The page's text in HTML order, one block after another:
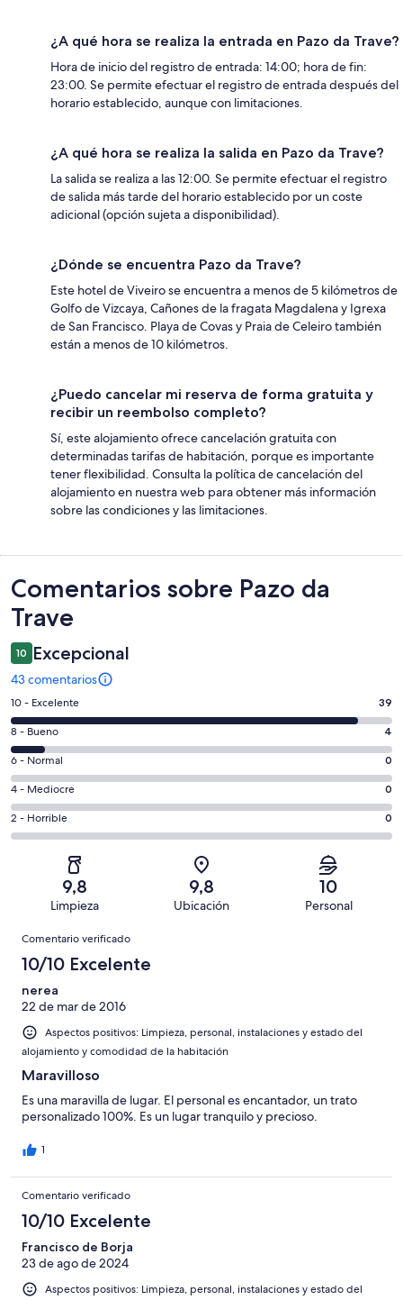
¿A qué hora se realiza la entrada en Pazo da Trave?
Hora de inicio del registro de entrada: 14:00; hora de fin:
23:00. Se permite efectuar el registro de entrada después del
horario establecido, aunque con limitaciones.
¿A qué hora se realiza la salida en Pazo da Trave?
La salida se realiza a las 12:00. Se permite efectuar el registro
de salida más tarde del horario establecido por un coste
adicional (opción sujeta a disponibilidad).
¿Dónde se encuentra Pazo da Trave?
Este hotel de Viveiro se encuentra a menos de 5 kilómetros de
Golfo de Vizcaya, Cañones de la fragata Magdalena y Igrexa
de San Francisco. Playa de Covas y Praia de Celeiro también
están a menos de 10 kilómetros.
¿Puedo cancelar mi reserva de forma gratuita y
recibir un reembolso completo?
Sí, este alojamiento ofrece cancelación gratuita con
determinadas tarifas de habitación, porque es importante
tener flexibilidad. Consulta la política de cancelación del
alojamiento en nuestra web para obtener más información
sobre las condiciones y las limitaciones.
Comentarios
Comentarios sobre Pazo da
Trave
10 Excepcional
43 comentarios
39
comentarios
de
un
total
de
43
con
puntuación
10 - Excelente 39
4
comentarios
de
un
total
de
puntuación
8 - Bueno 4
0
comentarios
de
un
total
puntuación
Normal
6 - Normal 0
0
comentarios
de
una
puntuación
Mediocre
4 - Mediocre 0
0
comentarios
43
una
puntuación
de
2 - Horrible 0
9,8
Limpieza
9,8
Ubicación
10
Personal
Comentarios
Comentario verificado
10/10 Excelente
nerea
22 de mar de 2016
Aspectos positivos: Limpieza, personal, instalaciones y estado del
alojamiento y comodidad de la habitación
Maravilloso
Es una maravilla de lugar. El personal es encantador, un trato
personalizado 100%. Es un lugar tranquilo y precioso.
1
Comentario verificado
10/10 Excelente
Francisco de Borja
23 de ago de 2024
Aspectos positivos: Limpieza, personal, instalaciones y estado del